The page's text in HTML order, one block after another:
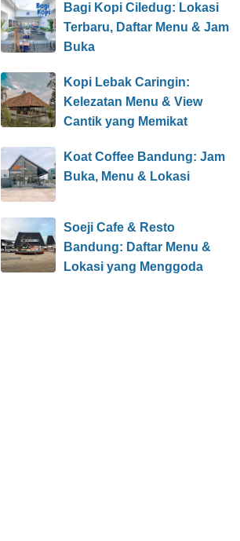
Bagi Kopi Ciledug: Lokasi
Terbaru, Daftar Menu & Jam
Buka
Kopi Lebak Caringin:
Kelezatan Menu & View
Cantik yang Memikat
Koat Coffee Bandung: Jam
Buka, Menu & Lokasi
Soeji Cafe & Resto
Bandung: Daftar Menu &
Lokasi yang Menggoda